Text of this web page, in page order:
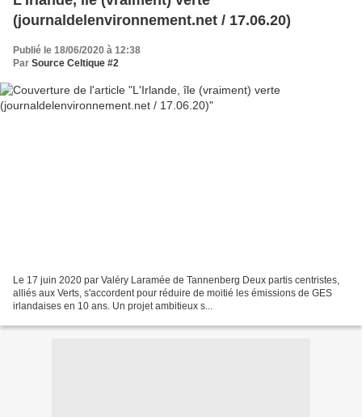
(journaldelenvironnement.net / 17.06.20)
Publié le 18/06/2020 à 12:38
Par Source Celtique #2
Le 17 juin 2020 par Valéry Laramée de Tannenberg Deux partis centristes,
alliés aux Verts, s'accordent pour réduire de moitié les émissions de GES
irlandaises en 10 ans. Un projet ambitieux s...